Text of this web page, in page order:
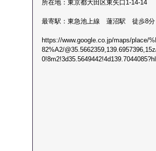
所在地：東京都大田区東矢口1-14-14
最寄駅：東急池上線　蓮沼駅　徒歩8分
https://www.google.co.jp/maps/place/
82%A2/